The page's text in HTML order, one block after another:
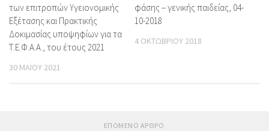
των επιτροπών Υγειονομικής
Εξέτασης και Πρακτικής
Δοκιμασίας υποψηφίων για τα
Τ.Ε.Φ.Α.Α., του έτους 2021
30 ΜΑΪ́ΟΥ 2021
φάσης – γενικής παιδείας, 04-
10-2018
4 ΟΚΤΩΒΡΊΟΥ 2018
ΕΠΌΜΕΝΟ ΆΡΘΡΟ